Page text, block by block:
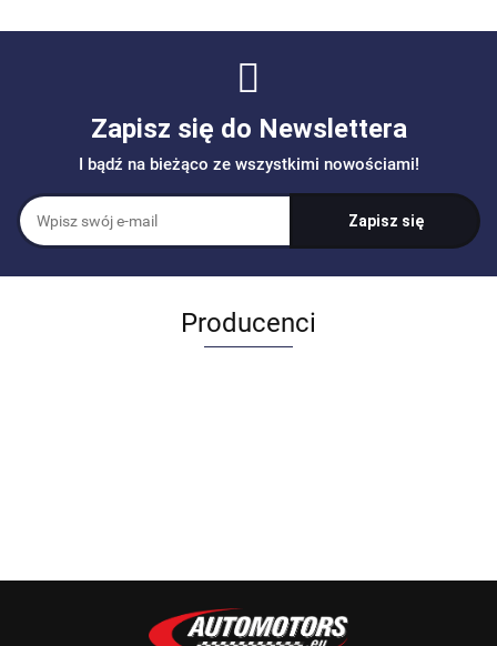
Zapisz się do Newslettera
I bądź na bieżąco ze wszystkimi nowościami!
Producenci